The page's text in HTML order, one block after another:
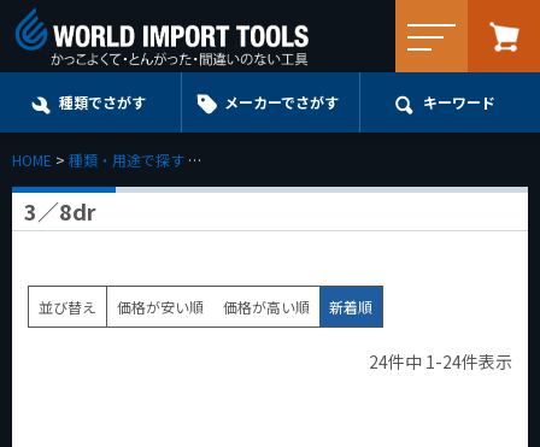
種類でさがす メーカーでさがす キーワード
HOME 種類・用途で探す
3／8dr
並び替え 価格が安い順 価格が高い順 新着順
24件中 1-24件表示